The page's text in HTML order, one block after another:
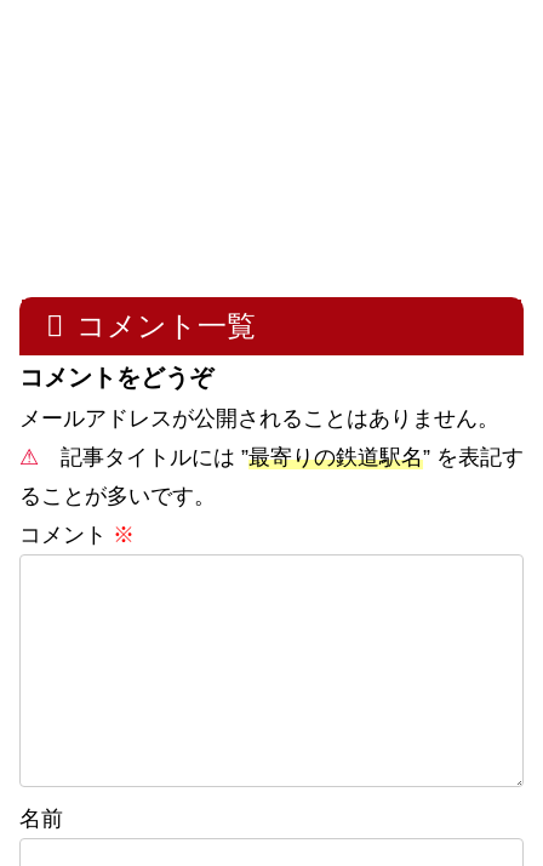
コメント一覧
コメントをどうぞ
メールアドレスが公開されることはありません。
⚠ 記事タイトルには ”最寄りの鉄道駅名” を表記す
ることが多いです。
コメント ※
名前